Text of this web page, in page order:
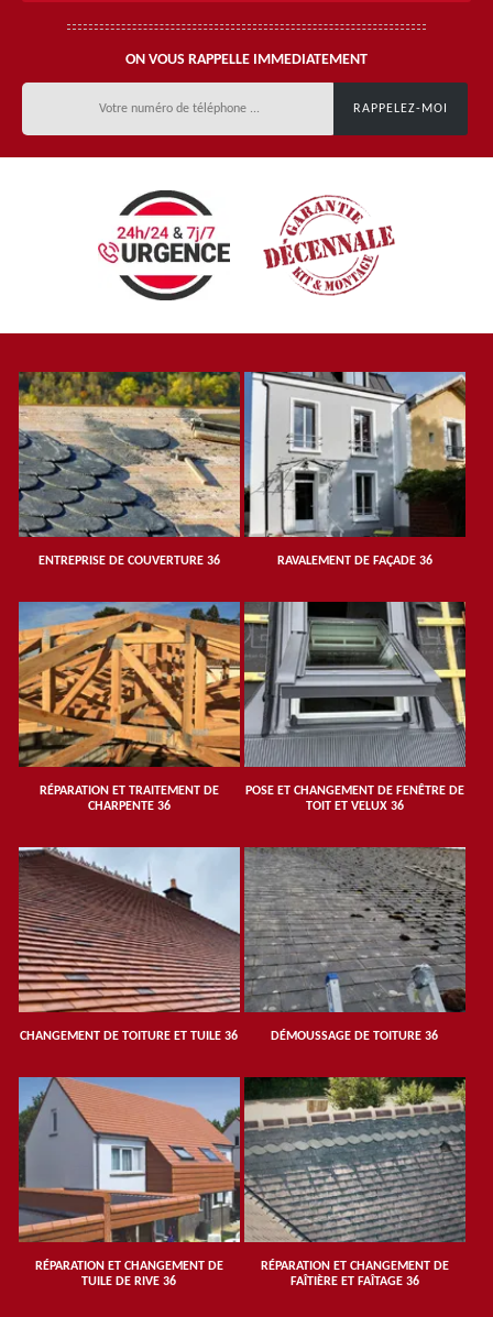
ON VOUS RAPPELLE IMMEDIATEMENT
ENTREPRISE DE COUVERTURE 36 RAVALEMENT DE FAÇADE 36
RÉPARATION ET TRAITEMENT DE
CHARPENTE 36
POSE ET CHANGEMENT DE FENÊTRE DE
TOIT ET VELUX 36
CHANGEMENT DE TOITURE ET TUILE 36 DÉMOUSSAGE DE TOITURE 36
RÉPARATION ET CHANGEMENT DE
TUILE DE RIVE 36
RÉPARATION ET CHANGEMENT DE
FAÎTIÈRE ET FAÎTAGE 36